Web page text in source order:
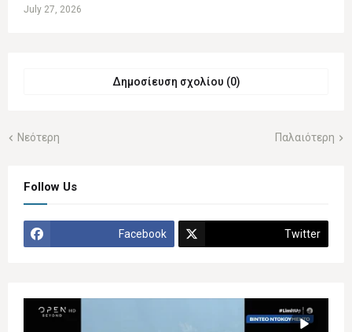
July 27, 2026
Δημοσίευση σχολίου (0)
Νεότερη Παλαιότερη
Follow Us
Facebook Twitter